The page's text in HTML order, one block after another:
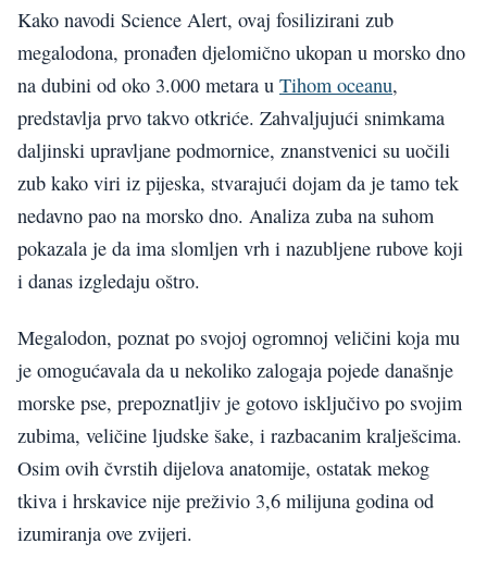
Kako navodi Science Alert, ovaj fosilizirani zub
megalodona, pronađen djelomično ukopan u morsko dno
na dubini od oko 3.000 metara u Tihom oceanu,
predstavlja prvo takvo otkriće. Zahvaljujući snimkama
daljinski upravljane podmornice, znanstvenici su uočili
zub kako viri iz pijeska, stvarajući dojam da je tamo tek
nedavno pao na morsko dno. Analiza zuba na suhom
pokazala je da ima slomljen vrh i nazubljene rubove koji
i danas izgledaju oštro.
Megalodon, poznat po svojoj ogromnoj veličini koja mu
je omogućavala da u nekoliko zalogaja pojede današnje
morske pse, prepoznatljiv je gotovo isključivo po svojim
zubima, veličine ljudske šake, i razbacanim kralješcima.
Osim ovih čvrstih dijelova anatomije, ostatak mekog
tkiva i hrskavice nije preživio 3,6 milijuna godina od
izumiranja ove zvijeri.